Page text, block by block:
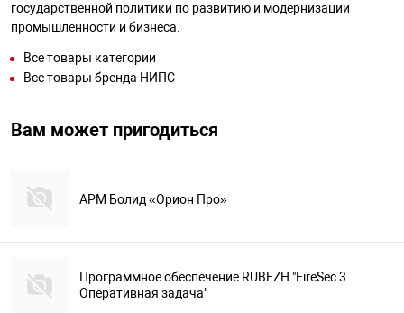
государственной политики по развитию и модернизации
промышленности и бизнеса.
Все товары категории
Все товары бренда НИПС
Вам может пригодиться
АРМ Болид «Орион Про»
Программное обеспечение RUBEZH "FireSec 3
Оперативная задача"